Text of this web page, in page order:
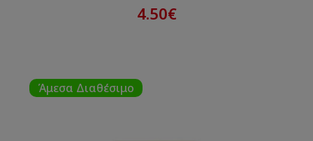
4.50€
Άμεσα Διαθέσιμο